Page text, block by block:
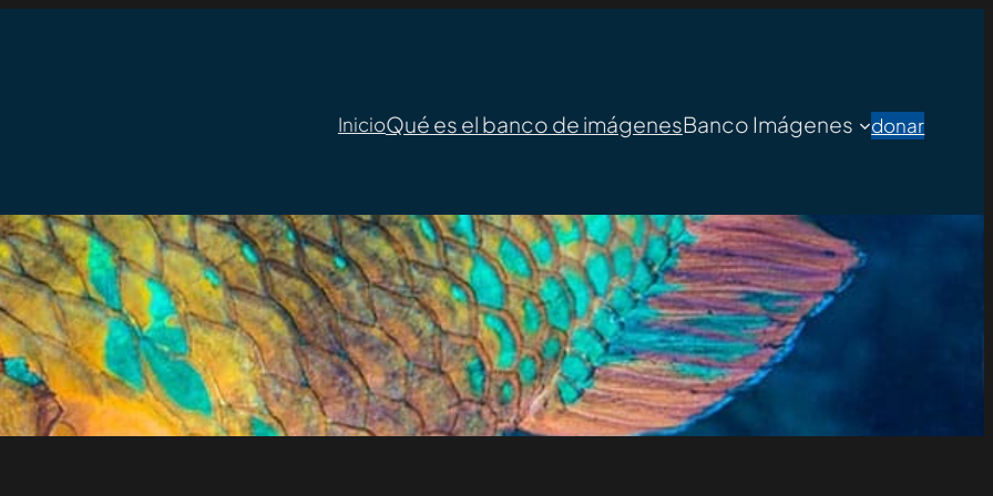
InicioQué es el banco de imágenesBanco Imágenes donar